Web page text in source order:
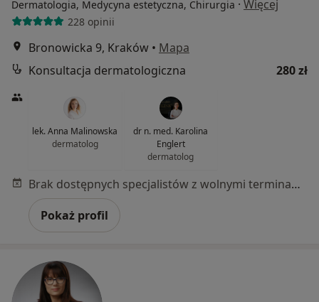
Dermatologia, Medycyna estetyczna, Chirurgia · Więcej
228 opinii
Bronowicka 9, Kraków • Mapa
Konsultacja dermatologiczna
280 zł
lek. Anna Malinowska
dermatolog
dr n. med. Karolina
Englert
dermatolog
Brak dostępnych specjalistów z wolnymi terminami w tym centrum medycznym.
Pokaż profil